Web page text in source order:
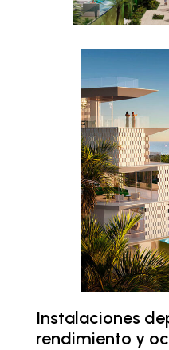
Instalaciones
rendimiento y